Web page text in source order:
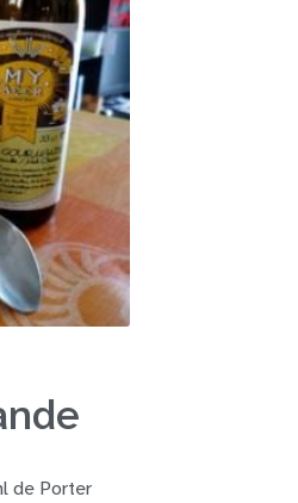
de Porter